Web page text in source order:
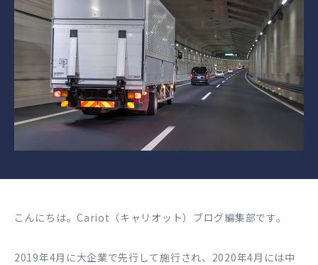
こんにちは。Cariot（キャリオット）ブログ編集部です。
2019年4月に大企業で先行して施行され、2020年4月には中